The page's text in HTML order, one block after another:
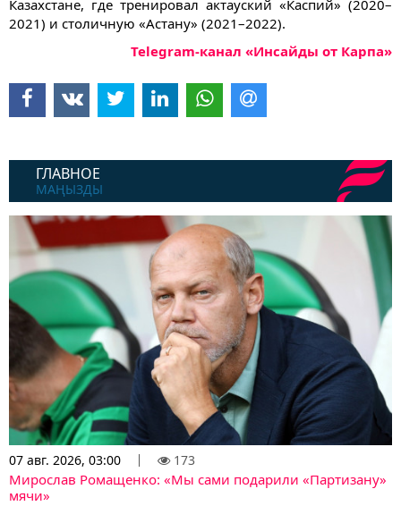
ГЛАВНОЕ
МАҢЫЗДЫ
07 авг. 2026, 03:00 173
Мирослав Ромащенко: «Мы сами подарили «Партизану»
мячи»
Казахстане, где тренировал актауский «Каспий» (2020–
2021) и столичную «Астану» (2021–2022).
Telegram-канал «Инсайды от Карпа»